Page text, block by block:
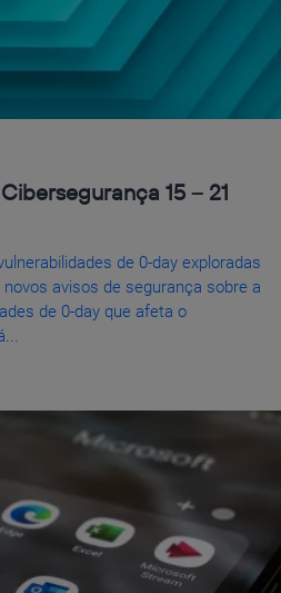
15 – 21
de 0-day exploradas
avisos de segurança sobre a
de 0-day que afeta o